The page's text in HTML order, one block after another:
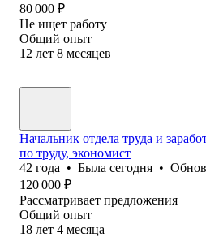
80 000 ₽
Не ищет работу
Общий опыт
12 лет 8 месяцев
Начальник отдела труда и
по труду, экономист
42 года • Была сегодня •
120 000 ₽
Рассматривает предложения
Общий опыт
18 лет 4 месяца